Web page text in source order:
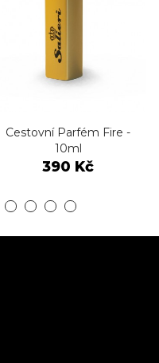
Cestovní Parfém Fire -
10ml
390 Kč